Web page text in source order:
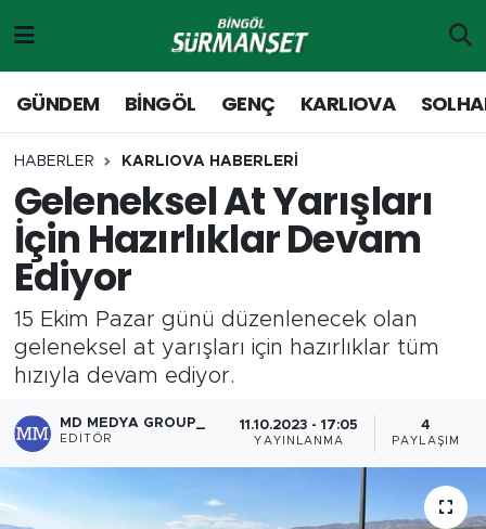
GÜNDEM BİNGÖL GENÇ KARLIOVA
HABERLER KARLIOVA HABERLERİ
Geleneksel At Yarışları
İçin Hazırlıklar Devam
Ediyor
15 Ekim Pazar günü düzenlenecek olan
geleneksel at yarışları için hazırlıklar tüm
hızıyla devam ediyor.
MD MEDYA GROUP_
EDITÖR
11.10.2023 - 17:05
YAYINLANMA
4
PAYLAŞIM
Genç
Solhan
Karlıova
Adaklı-Kiğı
Yayladere-Yedisu
MD Prestij Dergisi
Siyaset
Merkez Hava Durumu
Merkez Trafik Yoğunluk Haritası
Süper Lig Puan Durumu ve Fikstür
Tüm Manşetler
Son Dakika Haberleri
Haber Arşivi